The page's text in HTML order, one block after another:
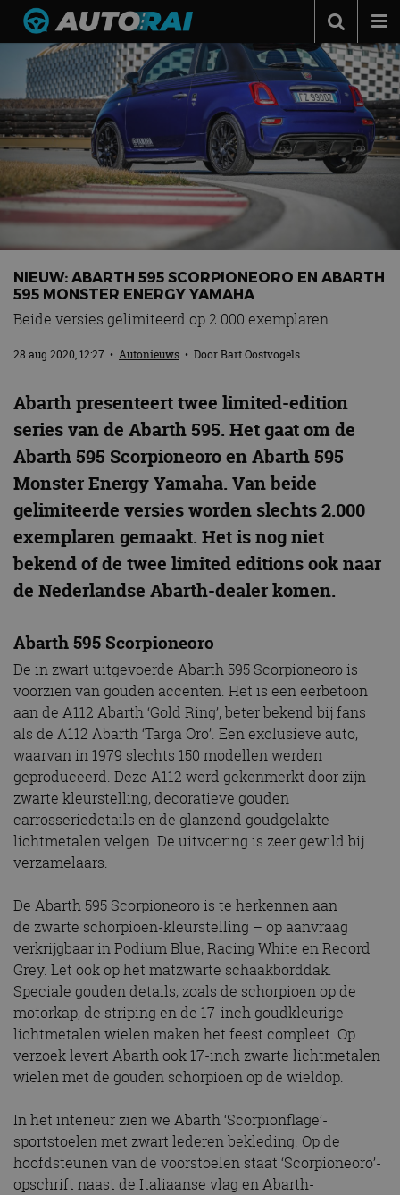
Autonieuws
Podcast
Autotests
Automerken
Adverteren
Contact
NIEUW: ABARTH 595 SCORPIONEORO EN ABARTH
595 MONSTER ENERGY YAMAHA
Beide versies gelimiteerd op 2.000 exemplaren
28 aug 2020, 12:27 • Autonieuws • DoorBart Oostvogels
Abarth presenteert twee limited-edition
series van de Abarth 595. Het gaat om de
Abarth 595 Scorpioneoro en Abarth 595
Monster Energy Yamaha. Van beide
gelimiteerde versies worden slechts 2.000
exemplaren gemaakt. Het is nog niet
bekend of de twee limited editions ook naar
de Nederlandse Abarth-dealer komen.
Abarth 595 Scorpioneoro
De in zwart uitgevoerde Abarth 595 Scorpioneoro is
voorzien van gouden accenten. Het is een eerbetoon
aan de A112 Abarth ‘Gold Ring’, beter bekend bij fans
als de A112 Abarth ‘Targa Oro’. Een exclusieve auto,
waarvan in 1979 slechts 150 modellen werden
geproduceerd. Deze A112 werd gekenmerkt door zijn
zwarte kleurstelling, decoratieve gouden
carrosseriedetails en de glanzend goudgelakte
lichtmetalen velgen. De uitvoering is zeer gewild bij
verzamelaars.
De Abarth 595 Scorpioneoro is te herkennen aan
de zwarte schorpioen-kleurstelling – op aanvraag
verkrijgbaar in Podium Blue, Racing White en Record
Grey. Let ook op het matzwarte schaakborddak.
Speciale gouden details, zoals de schorpioen op de
motorkap, de striping en de 17-inch goudkleurige
lichtmetalen wielen maken het feest compleet. Op
verzoek levert Abarth ook 17-inch zwarte lichtmetalen
wielen met de gouden schorpioen op de wieldop.
In het interieur zien we Abarth ‘Scorpionflage’-
sportstoelen met zwart lederen bekleding. Op de
hoofdsteunen van de voorstoelen staat ‘Scorpioneoro’-
opschrift naast de Italiaanse vlag en Abarth-